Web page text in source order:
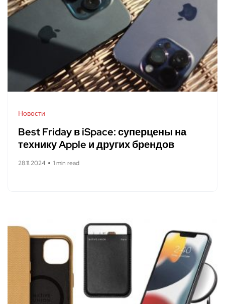
Новости
Best Friday в iSpace: суперцены на
технику Apple и других брендов
28.11.2024 1 min read